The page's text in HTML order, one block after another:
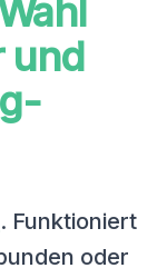
und
. Funktioniert
oder